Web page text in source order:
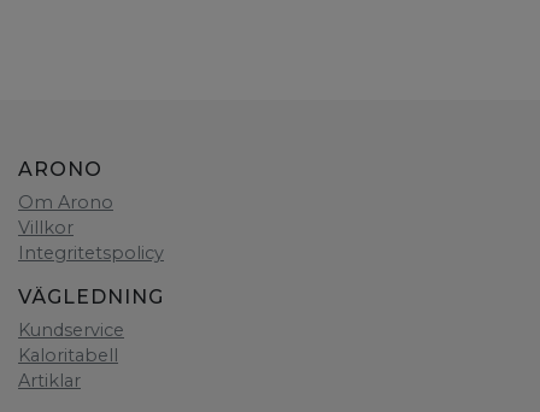
ARONO
Om Arono
Villkor
Integritetspolicy
VÄGLEDNING
Kundservice
Kaloritabell
Artiklar